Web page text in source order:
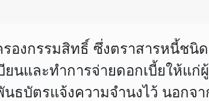
องกรรมสิทธิ์ ซึ่งตราสารหนี้ชนิ
ยนและทำการจ่ายดอกเบี้ยให้แก่
ธบัตรแจ้งความจำนงไว้ นอกจ